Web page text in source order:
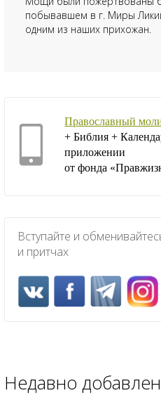
побывавшем в г. Миры
одним из наших прихожан.
Православный
+ Библия +
приложении
от фонда
Вступайте и
и притчах
Недавно